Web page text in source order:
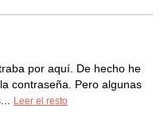
por aquí. De hecho he
contraseña. Pero algunas
Leer el resto